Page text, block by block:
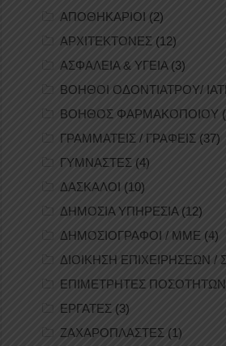
ΑΠΟΘΗΚΑΡΙΟΙ (2)
ΑΡΧΙΤΕΚΤΟΝΕΣ (12)
ΑΣΦΑΛΕΙΑ & ΥΓΕΙΑ(3)
ΒΟΗΘΟΙ ΟΔΟΝΤΙΑΤΡΟΥ/
ΒΟΗΘΟΣ ΦΑΡΜΑΚΟΠΟΙΟΥ
ΓΡΑΜΜΑΤΕΙΣ / ΓΡΑΦΕΙΣ (37)
ΓΥΜΝΑΣΤΕΣ (4)
ΔΑΣΚΑΛΟΙ (10)
ΔΗΜΟΣΙΑ ΥΠΗΡΕΣΙΑ(12)
ΔΗΜΟΣΙΟΓΡΑΦΟΙ / ΜΜΕ (4)
ΔΙΟΙΚΗΣΗ ΕΠΙΧΕΙΡΗΣΕΩΝ /
ΕΠΙΜΕΤΡΗΤΕΣ ΠΟΣΟΤΗΤΩΝ
ΕΡΓΑΤΕΣ (3)
ΖΑΧΑΡΟΠΛΑΣΤΕΣ (1)